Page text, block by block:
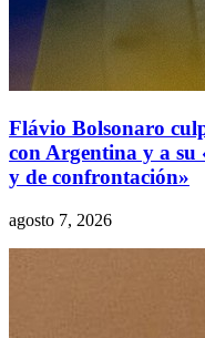
Flávio Bolsonaro
con Argentina y a su
y de confrontación»
agosto 7, 2026